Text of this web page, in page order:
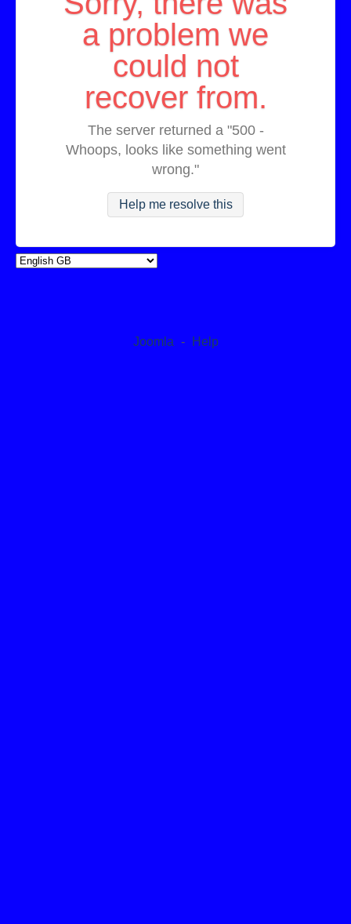
a problem we
could not
recover from.
The server returned a "500 -
Whoops, looks like something went
wrong."
Help me resolve this
Joomla - Help